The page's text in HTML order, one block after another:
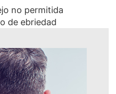
no permitida
de ebriedad